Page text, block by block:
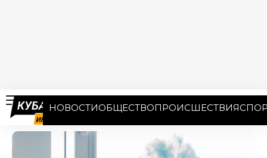
НОВОСТИОБЩЕСТВОПРОИСШЕСТВИЯ